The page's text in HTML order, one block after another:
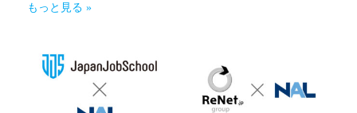
もっと見る »
企業情報
経営理念